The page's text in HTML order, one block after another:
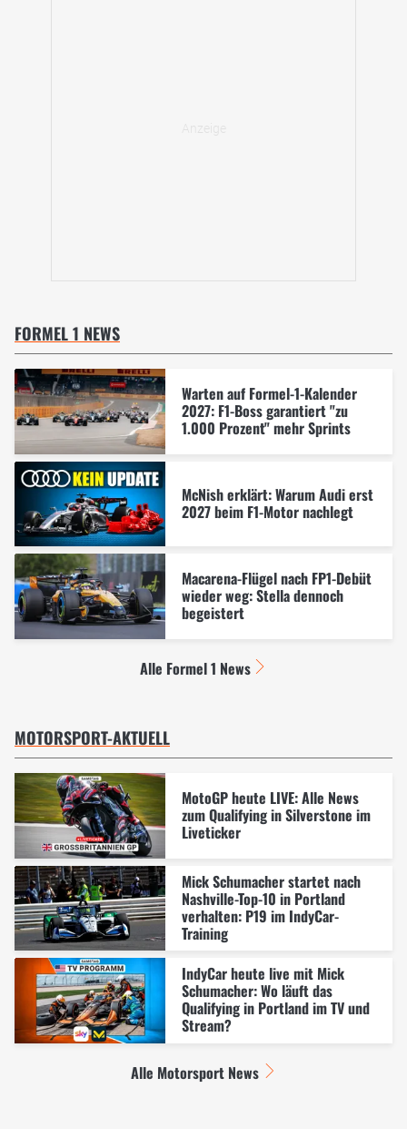
FORMEL 1 NEWS
Warten auf Formel-1-Kalender
2027: F1-Boss garantiert "zu
1.000 Prozent" mehr Sprints
McNish erklärt: Warum Audi erst
2027 beim F1-Motor nachlegt
Macarena-Flügel nach FP1-Debüt
wieder weg: Stella dennoch
begeistert
Alle Formel 1 News
MOTORSPORT-AKTUELL
MotoGP heute LIVE: Alle News
zum Qualifying in Silverstone im
Liveticker
Mick Schumacher startet nach
Nashville-Top-10 in Portland
verhalten: P19 im IndyCar-
Training
IndyCar heute live mit Mick
Schumacher: Wo läuft das
Qualifying in Portland im TV und
Stream?
Alle Motorsport News